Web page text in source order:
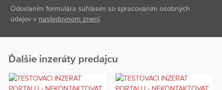
Odoslaním formulára súhlasím so spracovaním osobných
údajov v nasledovnom znení.
Ďalšie inzeráty predajcu